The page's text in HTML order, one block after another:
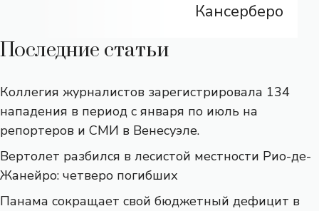
Кансерберо
Последние статьи
Коллегия журналистов зарегистрировала 134
нападения в период с января по июль на
репортеров и СМИ в Венесуэле.
Вертолет разбился в лесистой местности Рио-де-
Жанейро: четверо погибших
Панама сокращает свой бюджетный дефицит в